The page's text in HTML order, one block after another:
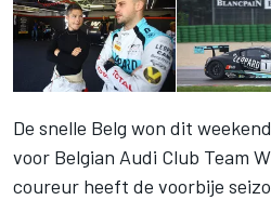
De snelle Belg won dit
voor Belgian Audi Club Team
coureur heeft de voorbije